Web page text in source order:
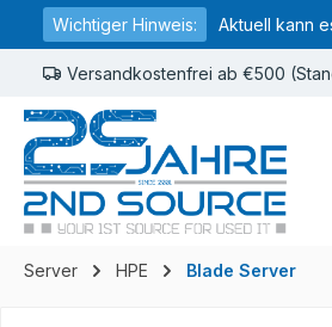
Zur Hauptnavigation
Wichtiger Hinweis: Aktuell kann
Versandkostenfrei ab €500
Server HPE Blade Server